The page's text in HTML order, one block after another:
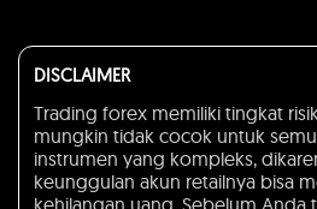
DISCLAIMER
Trading forex memiliki tingkat
mungkin tidak cocok untuk
instrumen yang kompleks,
keunggulan akun retailnya bisa
kehilangan uang. Sebelum Anda